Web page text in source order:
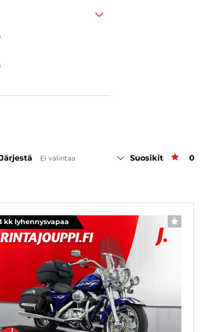
Järjestä Ei valintaa Suosikit 0
kk lyhennysvapaa SUOSIKKI